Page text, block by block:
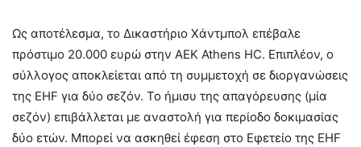
Ως αποτέλεσμα, το Δικαστήριο Χάντμπολ επέβαλε
πρόστιμο 20.000 ευρώ στην AEK Athens HC. Επιπλέον, ο
σύλλογος αποκλείεται από τη συμμετοχή σε διοργανώσεις
της EHF για δύο σεζόν. Το ήμισυ της απαγόρευσης (μία
σεζόν) επιβάλλεται με αναστολή για περίοδο δοκιμασίας
δύο ετών. Μπορεί να ασκηθεί έφεση στο Εφετείο της EHF